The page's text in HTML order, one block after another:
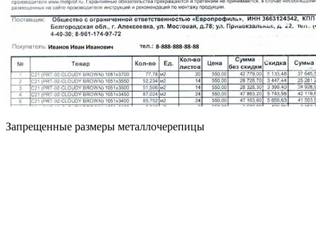
Запрещенные размеры металлочерепицы